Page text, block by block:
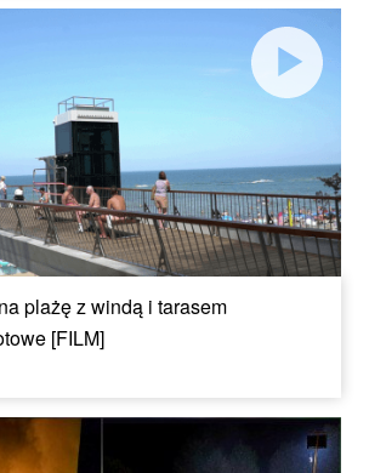
plażę z windą i tarasem
[FILM]